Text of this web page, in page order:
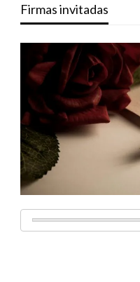
Firmas invitadas